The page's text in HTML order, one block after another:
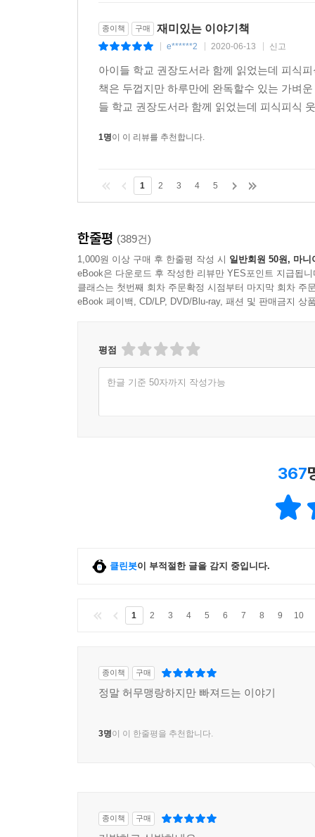
종이책 구매 재미있는 이야기책
e******2 2020-06-13 신고
아이들 학교 권장도서라 함께 읽었는데 피식
책은 두껍지만 하루만에 완독할수 있는 가벼
들 학교 권장도서라 함께 읽었는데 피식피식
1명이 이 리뷰를 추천합니다.
1 2 3 4 5
한줄평 (389건)
1,000원 이상 구매 후 한줄평 작성 시 일반회원 50원, 마니
eBook은 다운로드 후 작성한 리뷰만 YES포인트 지급됩니
클래스는 첫번째 회차 주문확정 시점부터 마지막 회차 주
eBook 페이백, CD/LP, DVD/Blu-ray, 패션 및 판매금지 상
평점
한글 기준 50자까지 작성가능
367
클린봇이 부적절한 글을 감지 중입니다.
1 2 3 4 5 6 7 8 9 10
종이책 구매
정말 허무맹랑하지만 빠져드는 이야기
3명이 이 한줄평을 추천합니다.
종이책 구매